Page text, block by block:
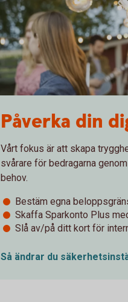
Påverka din
Vårt fokus är att skapa
svårare för bedragarna
behov.
Bestäm egna
Skaffa Sparkonto Plus
Slå av/på ditt kort för
Så ändrar du